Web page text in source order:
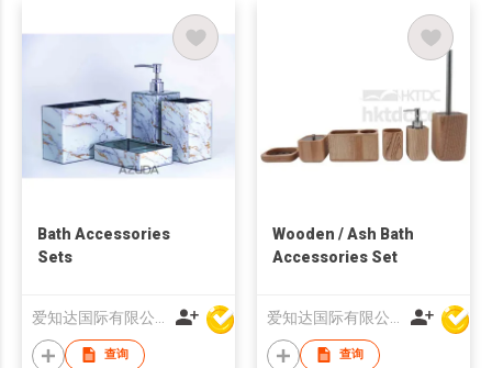
Bath Accessories
Sets
查询
Wooden / Ash Bath
Accessories Set
查询